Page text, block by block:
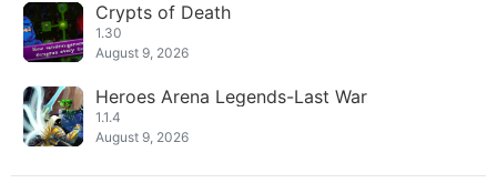
Crypts of Death
1.30
August 9, 2026
Heroes Arena Legends-Last War
1.1.4
August 9, 2026